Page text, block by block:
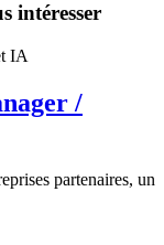
intéresser
IA
/
partenaires, un